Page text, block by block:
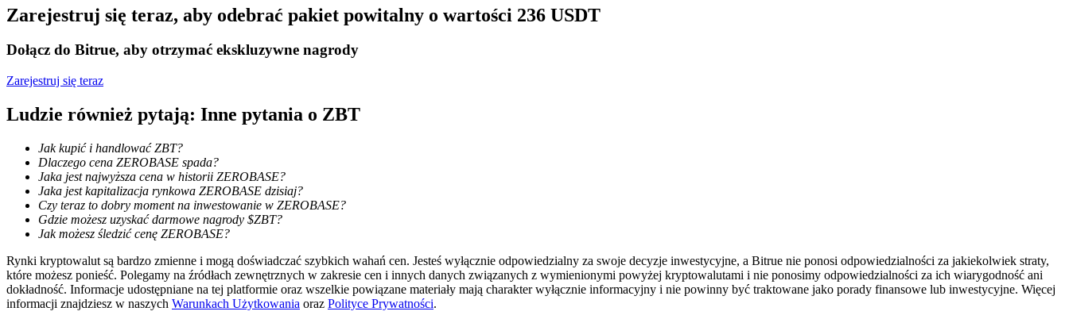
Zarabiać
Mocna Świnka
Codziennie zdobywaj konkurencyjne nagrody
Zarejestruj się teraz, aby odebrać pakiet powitalny o wartości 236 USDT
Dołącz do Bitrue, aby otrzymać ekskluzywne nagrody
Zarejestruj się teraz
Ludzie również pytają: Inne pytania o ZBT
Jak kupić i handlować ZBT?
Dlaczego cena ZEROBASE spada?
Jaka jest najwyższa cena w historii ZEROBASE?
Jaka jest kapitalizacja rynkowa ZEROBASE dzisiaj?
Czy teraz to dobry moment na inwestowanie w ZEROBASE?
Gdzie możesz uzyskać darmowe nagrody $ZBT?
Jak możesz śledzić cenę ZEROBASE?
Rynki kryptowalut są bardzo zmienne i mogą doświadczać szybkich wahań cen. Jesteś wyłącznie odpowiedzialny za swoje decyzje inwestycyjne, a Bitrue nie ponosi odpowiedzialności za jakiekolwiek straty,
które możesz ponieść. Polegamy na źródłach zewnętrznych w zakresie cen i innych danych związanych z wymienionymi powyżej kryptowalutami i nie ponosimy odpowiedzialności za ich wiarygodność ani
dokładność. Informacje udostępniane na tej platformie oraz wszelkie powiązane materiały mają charakter wyłącznie informacyjny i nie powinny być traktowane jako porady finansowe lub inwestycyjne. Więcej
informacji znajdziesz w naszych Warunkach Użytkowania oraz Polityce Prywatności.